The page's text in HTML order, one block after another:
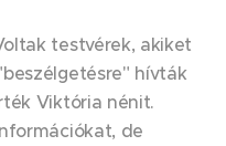
testvérek, akiket
hívták
Viktória nénit.
de